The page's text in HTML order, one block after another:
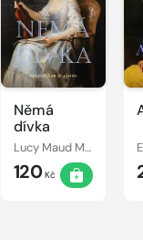
Němá
dívka
Lucy Maud Montgomery
120Kč